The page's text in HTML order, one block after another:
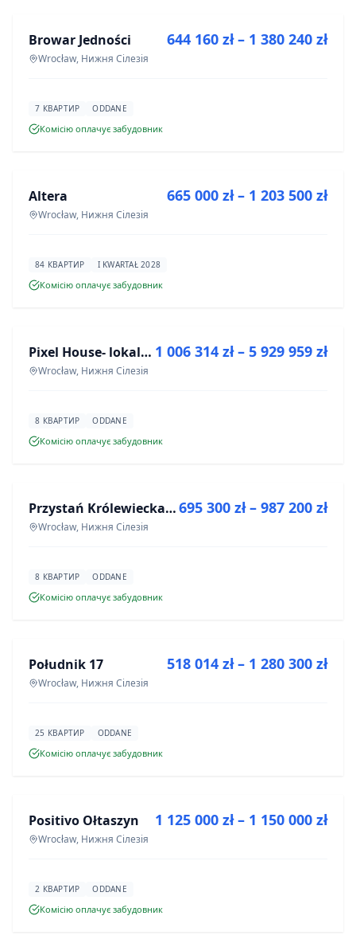
ІНВЕСТИЦІЯ
Browar Jedności
Wrocław, Нижня Сілезія
644 160 zł – 1 380 240 zł
7 КВАРТИР ODDANE
Комісію оплачує забудовник
ІНВЕСТИЦІЯ
Altera
Wrocław, Нижня Сілезія
665 000 zł – 1 203 500 zł
84 КВАРТИР I KWARTAŁ 2028
Комісію оплачує забудовник
ІНВЕСТИЦІЯ Pixel House- lokale użytkowe
Wrocław, Нижня Сілезія
1 006 314 zł – 5 929 959 zł
8 КВАРТИР ODDANE
Комісію оплачує забудовник
ІНВЕСТИЦІЯ Przystań Królewiecka III
Wrocław, Нижня Сілезія
695 300 zł – 987 200 zł
8 КВАРТИР ODDANE
Комісію оплачує забудовник
ІНВЕСТИЦІЯ
Południk 17
Wrocław, Нижня Сілезія
518 014 zł – 1 280 300 zł
25 КВАРТИР ODDANE
Комісію оплачує забудовник
ІНВЕСТИЦІЯ
Positivo Ołtaszyn
Wrocław, Нижня Сілезія
1 125 000 zł – 1 150 000 zł
2 КВАРТИР ODDANE
Комісію оплачує забудовник